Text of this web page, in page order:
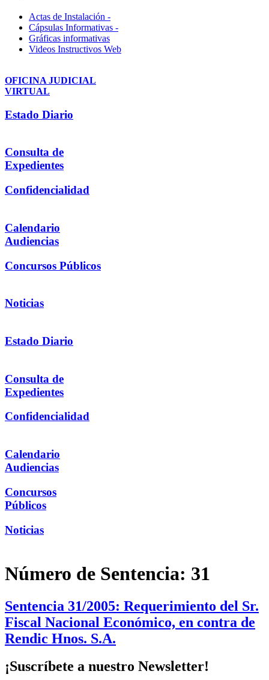
Actas de Instalación -
Cápsulas Informativas -
Gráficas informativas
Videos Instructivos Web
OFICINA JUDICIAL
VIRTUAL
Estado Diario
Consulta de
Expedientes
Confidencialidad
Calendario
Audiencias
Concursos Públicos
Noticias
Estado Diario
Consulta de
Expedientes
Confidencialidad
Calendario
Audiencias
Concursos
Públicos
Noticias
Número de Sentencia: 31
Sentencia 31/2005: Requerimiento del Sr.
Fiscal Nacional Económico, en contra de
Rendic Hnos. S.A.
¡Suscríbete a nuestro Newsletter!